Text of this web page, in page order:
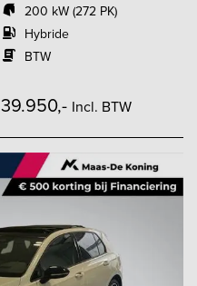
200 kW (272 PK)
Hybride
BTW
39.950,- Incl. BTW